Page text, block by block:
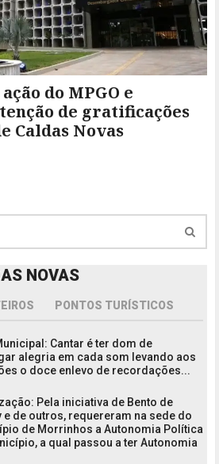
do MPGO e
de gratificações
Caldas Novas
NOVAS
PONTOS TURÍSTICOS
Cantar é ter dom de
alegria em cada som levando aos
o doce enlevo de recordações...
Pela iniciativa de Bento de
e de outros, requereram na sede do
de Morrinhos a Autonomia Política
a qual passou a ter Autonomia